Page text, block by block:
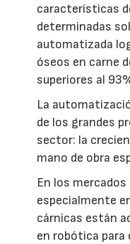
características
determinadas
automatizada
óseos en carne
superiores al
La
de los grandes
sector: la
mano de obra
En los
especialmente
cárnicas están
en robótica para